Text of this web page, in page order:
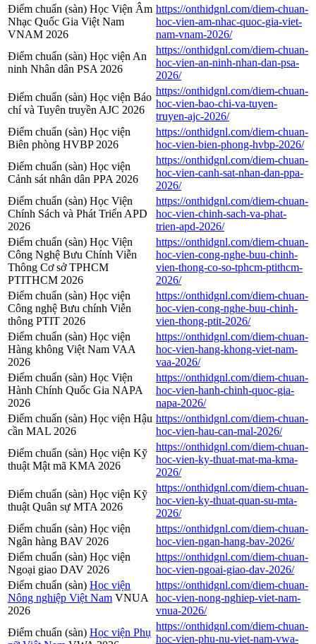
Điểm chuẩn (sàn) Học Viện Âm
Nhạc Quốc Gia Việt Nam
VNAM 2026
https://onthidgnl.com/diem-chuan-
hoc-vien-am-nhac-quoc-gia-viet-
nam-vnam-2026/
Điểm chuẩn (sàn) Học viện An
ninh Nhân dân PSA 2026
https://onthidgnl.com/diem-chuan-
hoc-vien-an-ninh-nhan-dan-psa-
2026/
Điểm chuẩn (sàn) Học viện Báo
chí và Tuyên truyền AJC 2026
https://onthidgnl.com/diem-chuan-
hoc-vien-bao-chi-va-tuyen-
truyen-ajc-2026/
Điểm chuẩn (sàn) Học viện
Biên phòng HVBP 2026
https://onthidgnl.com/diem-chuan-
hoc-vien-bien-phong-hvbp-2026/
Điểm chuẩn (sàn) Học viện
Cảnh sát nhân dân PPA 2026
https://onthidgnl.com/diem-chuan-
hoc-vien-canh-sat-nhan-dan-ppa-
2026/
Điểm chuẩn (sàn) Học Viện
Chính Sách và Phát Triển APD
2026
https://onthidgnl.com/diem-chuan-
hoc-vien-chinh-sach-va-phat-
trien-apd-2026/
Điểm chuẩn (sàn) Học Viện
Công Nghệ Bưu Chính Viễn
Thông Cơ sở TPHCM
PTITHCM 2026
https://onthidgnl.com/diem-chuan-
hoc-vien-cong-nghe-buu-chinh-
vien-thong-co-so-tphcm-ptithcm-
2026/
Điểm chuẩn (sàn) Học viện
Công nghệ Bưu chính Viễn
thông PTIT 2026
https://onthidgnl.com/diem-chuan-
hoc-vien-cong-nghe-buu-chinh-
vien-thong-ptit-2026/
Điểm chuẩn (sàn) Học viện
Hàng không Việt Nam VAA
2026
https://onthidgnl.com/diem-chuan-
hoc-vien-hang-khong-viet-nam-
vaa-2026/
Điểm chuẩn (sàn) Học Viện
Hành Chính Quốc Gia NAPA
2026
https://onthidgnl.com/diem-chuan-
hoc-vien-hanh-chinh-quoc-gia-
napa-2026/
Điểm chuẩn (sàn) Học viện Hậu
cần MAL 2026
https://onthidgnl.com/diem-chuan-
hoc-vien-hau-can-mal-2026/
Điểm chuẩn (sàn) Học viện Kỹ
thuật Mật mã KMA 2026
https://onthidgnl.com/diem-chuan-
hoc-vien-ky-thuat-mat-ma-kma-
2026/
Điểm chuẩn (sàn) Học viện Kỹ
thuật Quân sự MTA 2026
https://onthidgnl.com/diem-chuan-
hoc-vien-ky-thuat-quan-su-mta-
2026/
Điểm chuẩn (sàn) Học viện
Ngân hàng BAV 2026
https://onthidgnl.com/diem-chuan-
hoc-vien-ngan-hang-bav-2026/
Điểm chuẩn (sàn) Học viện
Ngoại giao DAV 2026
https://onthidgnl.com/diem-chuan-
hoc-vien-ngoai-giao-dav-2026/
Điểm chuẩn (sàn) Học viện
Nông nghiệp Việt Nam VNUA
2026
https://onthidgnl.com/diem-chuan-
hoc-vien-nong-nghiep-viet-nam-
vnua-2026/
Điểm chuẩn (sàn) Học viện Phụ
https://onthidgnl.com/diem-chuan-
hoc-vien-phu-nu-viet-nam-vwa-